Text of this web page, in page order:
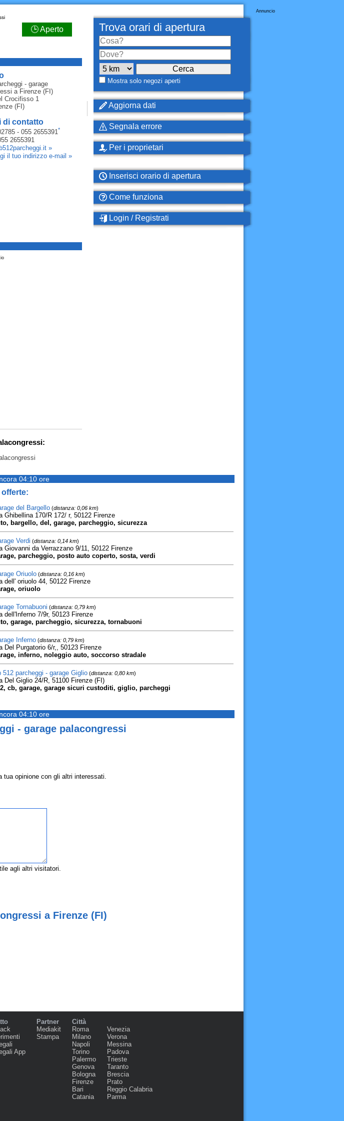
🕒 Aperto
- garage
a Firenze (FI)
Crocifisso 1
(FI)
di contatto
- 055 2655391*
2655391
»
il tuo indirizzo e-mail »
Annuncio
Trova orari di apertura
Mostra solo negozi aperti
Aggiorna dati
Segnala errore
Per i proprietari
Inserisci orario di apertura
Come funziona
Login / Registrati
04:10 ore
del Bargello(distanza: 0,06 km)
Ghibellina 170/R 172/ r, 50122 Firenze
bargello, del, garage, parcheggio, sicurezza
Verdi (distanza: 0,14 km)
Giovanni da Verrazzano 9/11, 50122 Firenze
parcheggio, posto auto coperto, sosta, verdi
Oriuolo(distanza: 0,16 km)
dell' oriuolo 44, 50122 Firenze
oriuolo
Tornabuoni (distanza: 0,79 km)
dell'Inferno 7/9r, 50123 Firenze
garage, parcheggio, sicurezza, tornabuoni
Inferno(distanza: 0,79 km)
Del Purgatorio 6/r,, 50123 Firenze
inferno, noleggio auto, soccorso stradale
512 parcheggi - garage Giglio(distanza: 0,80 km)
Del Giglio 24/R, 51100 Firenze (FI)
cb, garage, garage sicuri custoditi, giglio, parcheggi
04:10 ore
- garage palacongressi
tua opinione con gli altri interessati.
agli altri visitatori.
a Firenze (FI)
App
Partner
Mediakit
Stampa
Città
Roma
Milano
Napoli
Torino
Palermo
Genova
Bologna
Firenze
Bari
Catania
Venezia
Verona
Messina
Padova
Trieste
Taranto
Brescia
Prato
Reggio Calabria
Parma